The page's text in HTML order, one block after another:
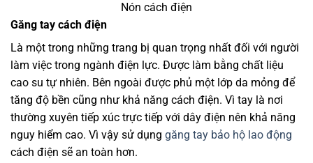
Nón cách điện
Găng tay cách điện
Là một trong những trang bị quan trọng nhất đối với người
làm việc trong ngành điện lực. Được làm bằng chất liệu
cao su tự nhiên. Bên ngoài được phủ một lớp da mỏng để
tăng độ bền cũng như khả năng cách điện. Vì tay là nơi
thường xuyên tiếp xúc trực tiếp với dây điện nên khả năng
nguy hiểm cao. Vì vậy sử dụng găng tay bảo hộ lao động
cách điện sẽ an toàn hơn.